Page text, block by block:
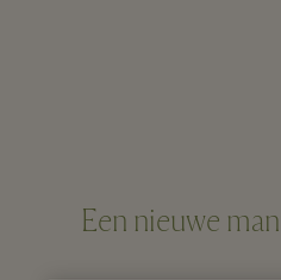
Een nieuwe